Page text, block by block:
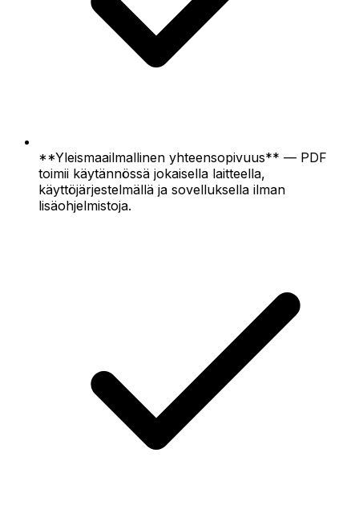
**Yleismaailmallinen yhteensopivuus** — PDF
toimii käytännössä jokaisella laitteella,
käyttöjärjestelmällä ja sovelluksella ilman
lisäohjelmistoja.